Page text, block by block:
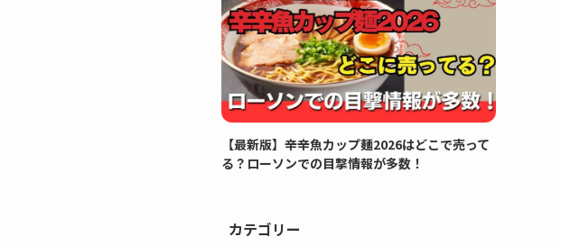
【最新版】辛辛魚カップ麺2026はどこで売って
る？ローソンでの目撃情報が多数！
カテゴリー